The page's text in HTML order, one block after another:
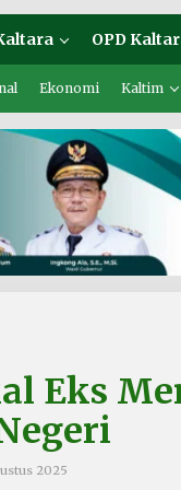
OPD
Ekonomi Kaltim
Eks
2025